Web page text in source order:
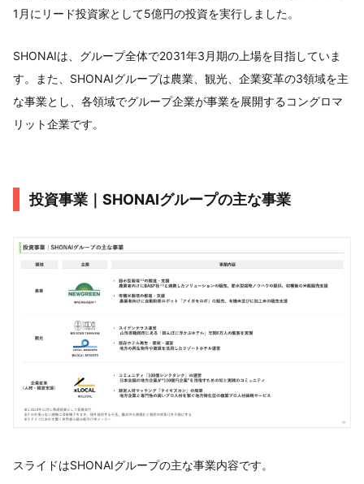
1月にリード投資家として5億円の投資を実行しました。
SHONAIは、グループ全体で2031年3月期の上場を目指していま
す。また、SHONAIグループは農業、観光、企業変革の3領域を主
な事業とし、各領域でグループ企業が事業を展開するコングロマ
リット企業です。
投資事業｜SHONAIグループの主な事業
スライドはSHONAIグループの主な事業内容です。